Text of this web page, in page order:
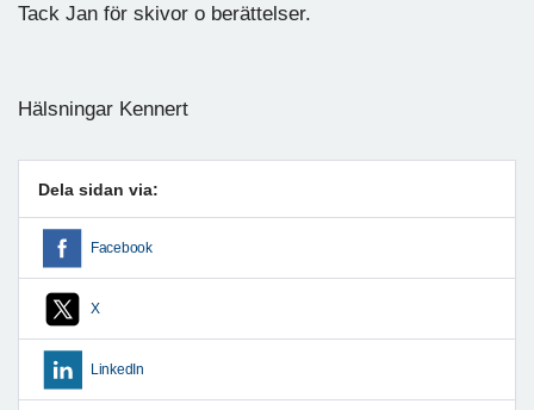
Tack Jan för skivor o berättelser.
Hälsningar Kennert
Dela sidan via:
Facebook
X
LinkedIn